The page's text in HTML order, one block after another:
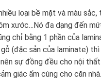
loại bề mặt và màu
xước…Nó đa dạng đến
chỉ bằng 1 phần của
gỗ (đặc sản của laminate)
sự đồng đều cho nội
giác ấm cúng cho căn nhà.